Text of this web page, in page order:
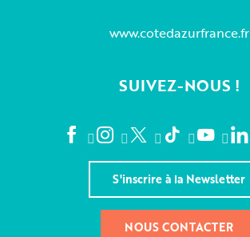
www.cotedazurfrance.fr
SUIVEZ-NOUS !
S'inscrire à la Newsletter
NOUS CONTACTER